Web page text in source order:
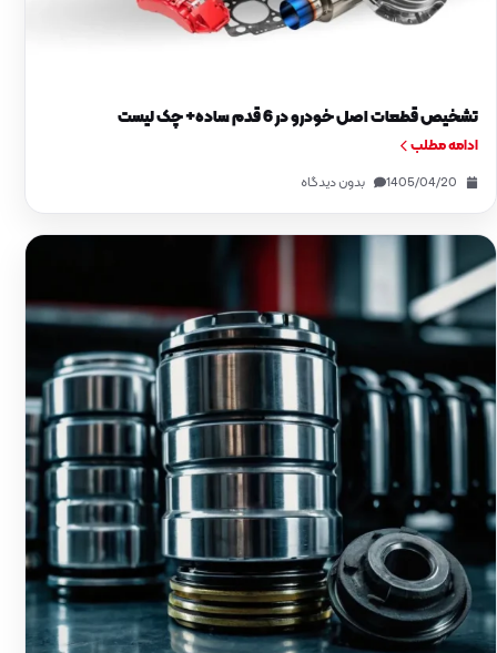
تشخیص قطعات اصل خودرو در 6 قدم ساده+ چک‌ لیست
ادامه مطلب
1405/04/20 بدون دیدگاه